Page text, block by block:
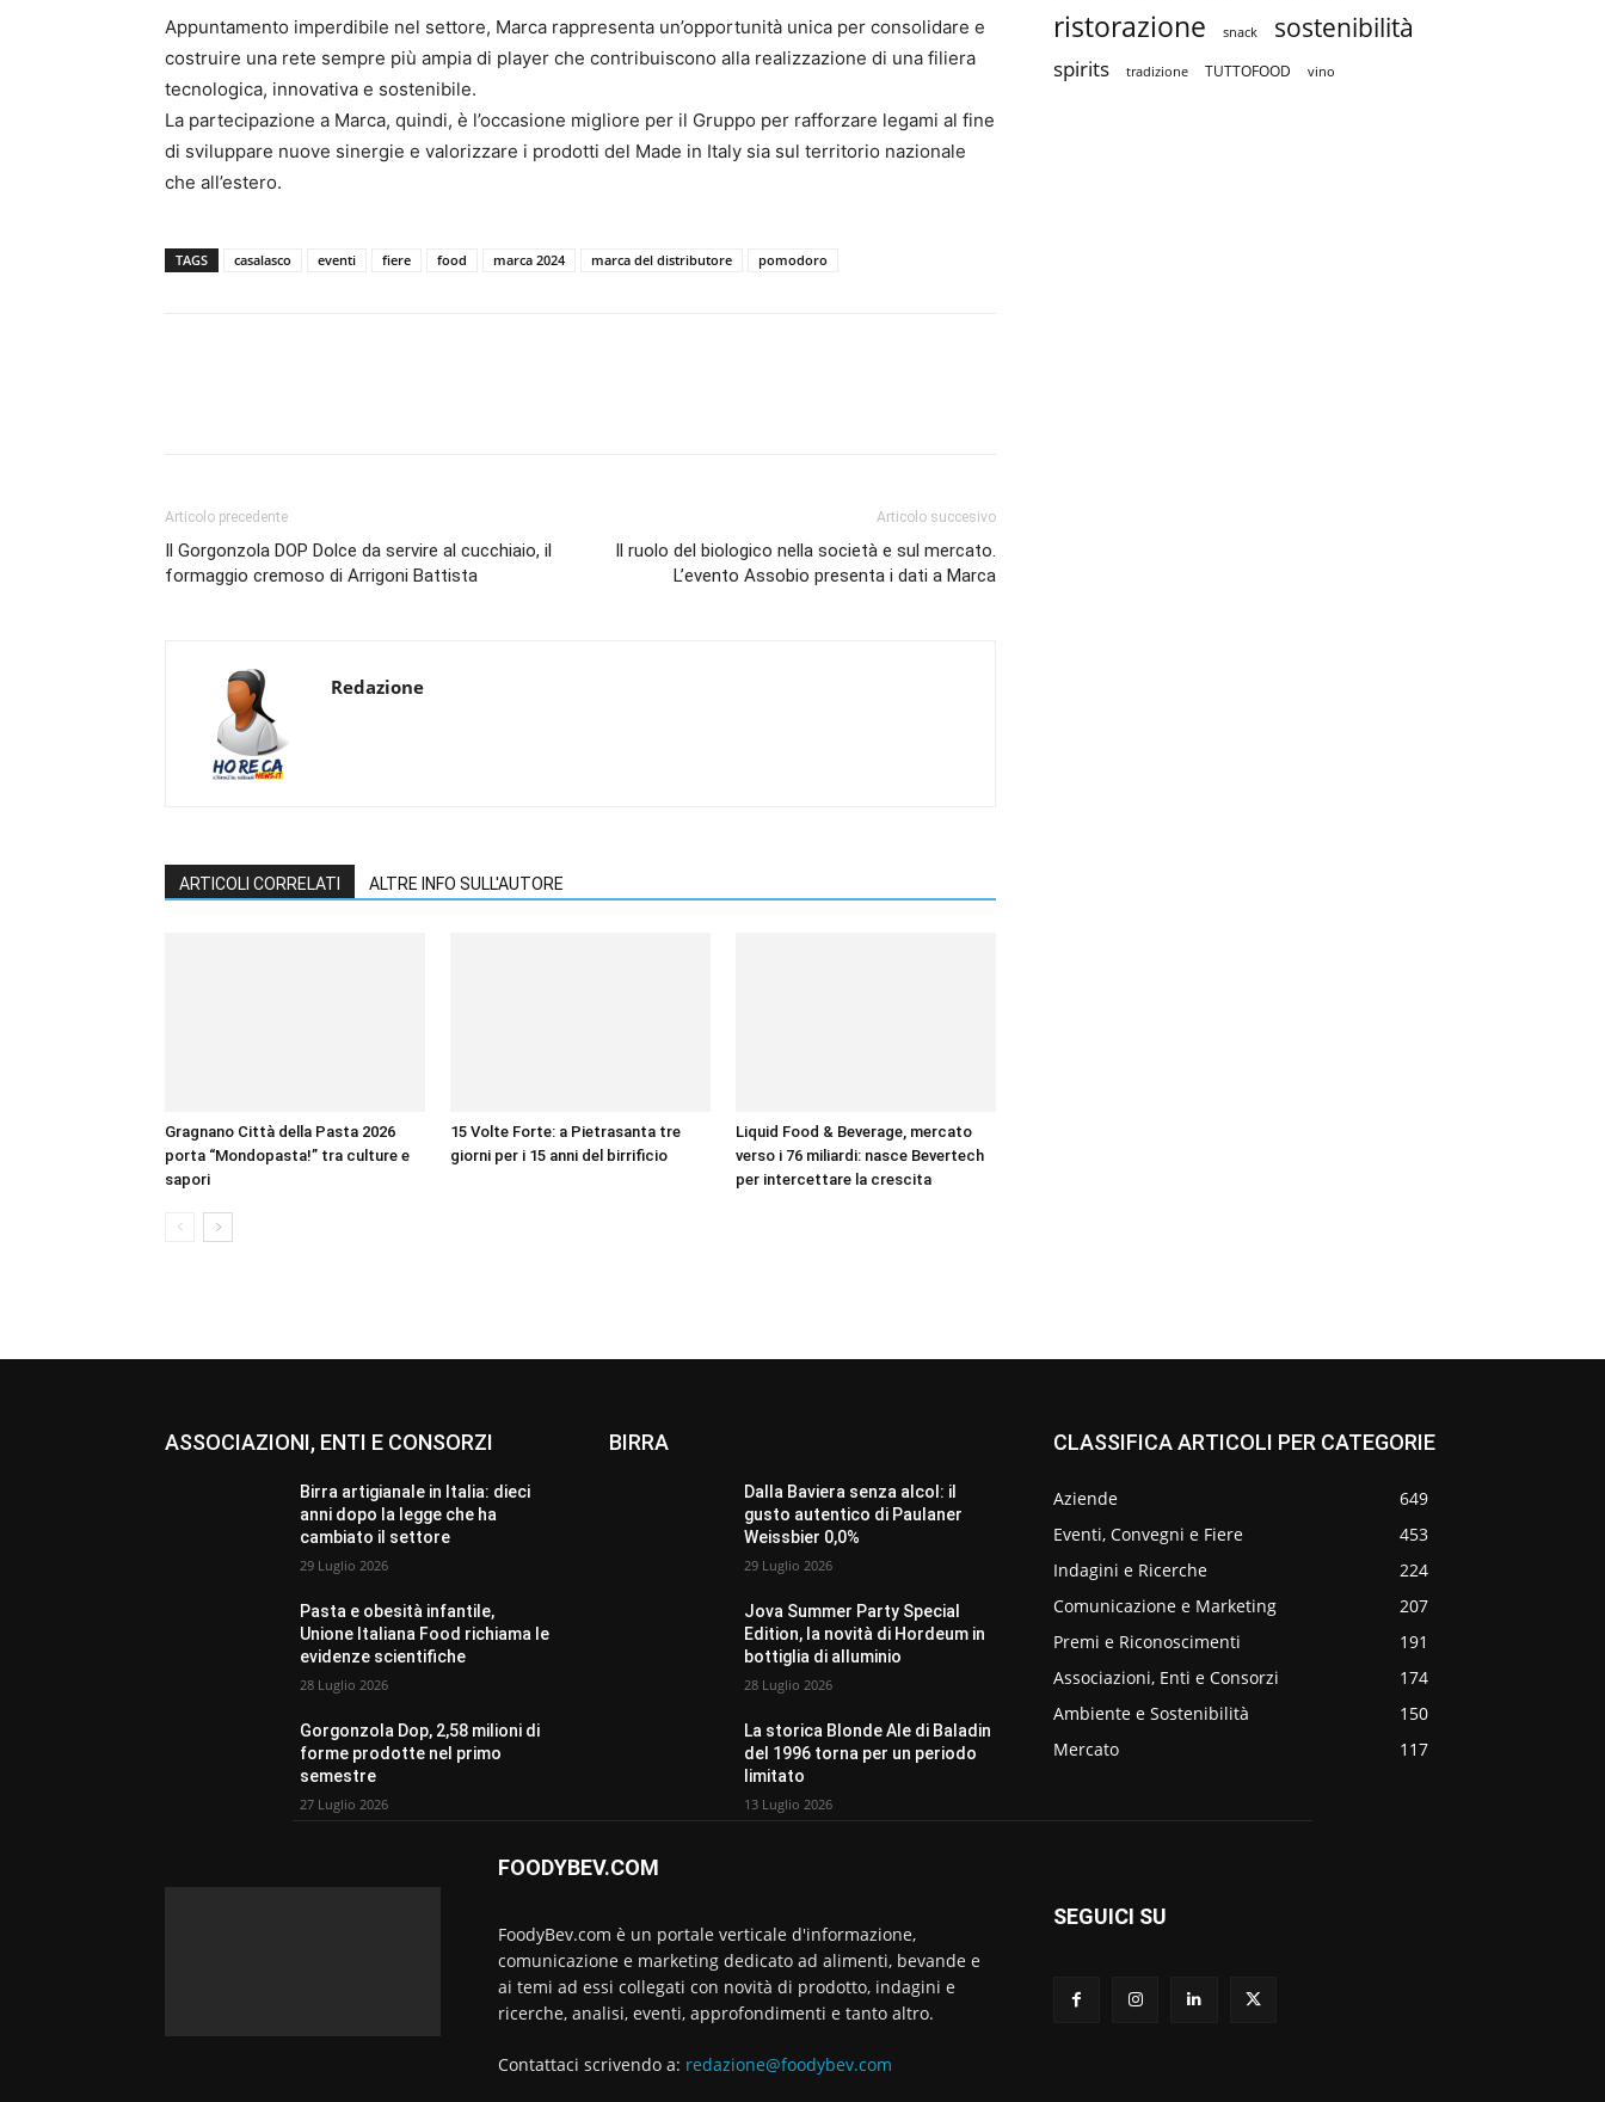
Appuntamento imperdibile nel settore, Marca rappresenta un’opportunità unica per consolidare e
costruire una rete sempre più ampia di player che contribuiscono alla realizzazione di una filiera
tecnologica, innovativa e sostenibile.
La partecipazione a Marca, quindi, è l’occasione migliore per il Gruppo per rafforzare legami al fine
di sviluppare nuove sinergie e valorizzare i prodotti del Made in Italy sia sul territorio nazionale
che all’estero.
TAGS casalasco eventi fiere food marca 2024 marca del distributore pomodoro
Articolo precedente
Il Gorgonzola DOP Dolce da servire al cucchiaio, il
formaggio cremoso di Arrigoni Battista
Articolo succesivo
Il ruolo del biologico nella società e sul mercato.
L’evento Assobio presenta i dati a Marca
Redazione
ARTICOLI CORRELATI ALTRE INFO SULL'AUTORE
Gragnano Città della Pasta 2026
porta “Mondopasta!” tra culture e
sapori
15 Volte Forte: a Pietrasanta tre
giorni per i 15 anni del birrificio
Liquid Food & Beverage, mercato
verso i 76 miliardi: nasce Bevertech
per intercettare la crescita
ristorazione snack sostenibilità
spirits tradizione TUTTOFOOD vino
ASSOCIAZIONI, ENTI E CONSORZI
Birra artigianale in Italia: dieci
anni dopo la legge che ha
cambiato il settore
29 Luglio 2026
Pasta e obesità infantile,
Unione Italiana Food richiama le
evidenze scientifiche
28 Luglio 2026
Gorgonzola Dop, 2,58 milioni di
forme prodotte nel primo
semestre
27 Luglio 2026
BIRRA
Dalla Baviera senza alcol: il
gusto autentico di Paulaner
Weissbier 0,0%
29 Luglio 2026
Jova Summer Party Special
Edition, la novità di Hordeum in
bottiglia di alluminio
28 Luglio 2026
La storica Blonde Ale di Baladin
del 1996 torna per un periodo
limitato
13 Luglio 2026
CLASSIFICA ARTICOLI PER CATEGORIE
Aziende
649
Eventi, Convegni e Fiere
453
Indagini e Ricerche
224
Comunicazione e Marketing
207
Premi e Riconoscimenti
191
Associazioni, Enti e Consorzi
174
Ambiente e Sostenibilità
150
Mercato
117
FOODYBEV.COM
FoodyBev.com è un portale verticale d'informazione,
comunicazione e marketing dedicato ad alimenti, bevande e
ai temi ad essi collegati con novità di prodotto, indagini e
ricerche, analisi, eventi, approfondimenti e tanto altro.
Contattaci scrivendo a: redazione@foodybev.com
SEGUICI SU